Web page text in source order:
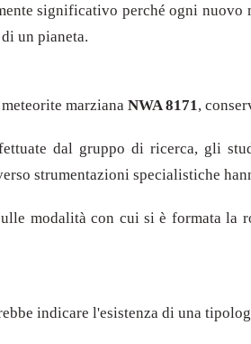
significativo perché ogni
un pianeta.
marziana NWA 8171,
dal gruppo di ricerca, gli
strumentazioni specialistiche
modalità con cui si è formata la
indicare l'esistenza di una